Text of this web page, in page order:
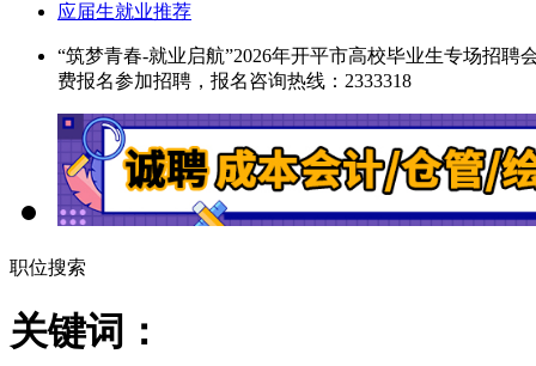
应届生就业推荐
“筑梦青春-就业启航”2026年开平市高校毕业生专场招
费报名参加招聘，报名咨询热线：2333318
职位搜索
关键词：